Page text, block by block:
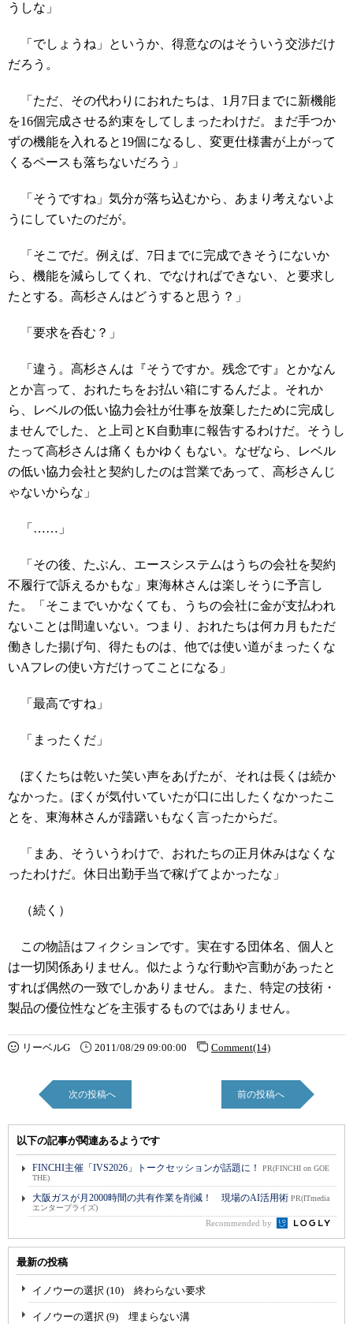
うしな」
「でしょうね」というか、得意なのはそういう交渉だけ
だろう。
「ただ、その代わりにおれたちは、1月7日までに新機能
を16個完成させる約束をしてしまったわけだ。まだ手つか
ずの機能を入れると19個になるし、変更仕様書が上がって
くるペースも落ちないだろう」
「そうですね」気分が落ち込むから、あまり考えないよ
うにしていたのだが。
「そこでだ。例えば、7日までに完成できそうにないか
ら、機能を減らしてくれ、でなければできない、と要求し
たとする。高杉さんはどうすると思う？」
「要求を呑む？」
「違う。高杉さんは『そうですか。残念です』とかなん
とか言って、おれたちをお払い箱にするんだよ。それか
ら、レベルの低い協力会社が仕事を放棄したために完成し
ませんでした、と上司とK自動車に報告するわけだ。そうし
たって高杉さんは痛くもかゆくもない。なぜなら、レベル
の低い協力会社と契約したのは営業であって、高杉さんじ
ゃないからな」
「……」
「その後、たぶん、エースシステムはうちの会社を契約
不履行で訴えるかもな」東海林さんは楽しそうに予言し
た。「そこまでいかなくても、うちの会社に金が支払われ
ないことは間違いない。つまり、おれたちは何カ月もただ
働きした揚げ句、得たものは、他では使い道がまったくな
いAフレの使い方だけってことになる」
「最高ですね」
「まったくだ」
ぼくたちは乾いた笑い声をあげたが、それは長くは続か
なかった。ぼくが気付いていたが口に出したくなかったこ
とを、東海林さんが躊躇いもなく言ったからだ。
「まあ、そういうわけで、おれたちの正月休みはなくな
ったわけだ。休日出勤手当で稼げてよかったな」
（続く）
この物語はフィクションです。実在する団体名、個人と
は一切関係ありません。似たような行動や言動があったと
すれば偶然の一致でしかありません。また、特定の技術・
製品の優位性などを主張するものではありません。
リーベルG 2011/08/29 09:00:00 Comment(14)
次の投稿へ 前の投稿へ
以下の記事が関連あるようです
FINCHI主催「IVS2026」トークセッションが話題に！
PR(FINCHI on GOE
THE)
大阪ガスが月2000時間の共有作業を削減！ 現場のAI活用術 PR(ITmedia
エンタープライズ)
Recommended by
最新の投稿
イノウーの選択 (10) 終わらない要求
イノウーの選択 (9) 埋まらない溝